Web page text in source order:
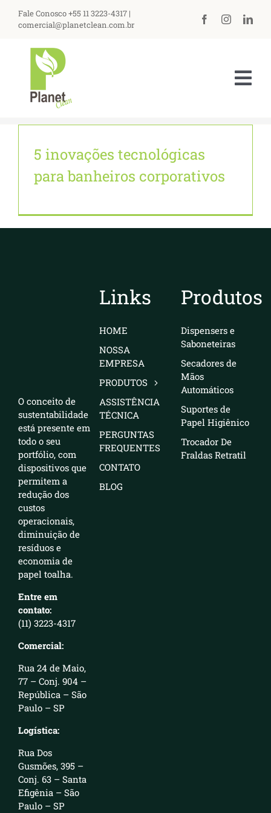
para
conteúdo
Fale Conosco +55 11 3223-4317 |
comercial@planetclean.com.br
NOSSA EMPRESA
ASSISTÊNCIA TÉCNICA
5 inovações tecnológicas
para banheiros corporativos
O conceito de
sustentabilidade
está presente em
todo o seu
portfólio, com
dispositivos que
permitem a
redução dos
custos
operacionais,
diminuição de
resíduos e
economia de
papel toalha.
Entre em
contato:
(11) 3223-4317
Comercial:
Rua 24 de Maio,
77 – Conj. 904 –
República – São
Paulo – SP
Logística:
Rua Dos
Gusmões, 395 –
Conj. 63 – Santa
Efigênia – São
Paulo – SP
Links
HOME
NOSSA
EMPRESA
PRODUTOS
ASSISTÊNCIA
TÉCNICA
PERGUNTAS
FREQUENTES
CONTATO
BLOG
Produtos
Dispensers e
Saboneteiras
Secadores de
Mãos
Automáticos
Suportes de
Papel Higiênico
Trocador De
Fraldas Retratil